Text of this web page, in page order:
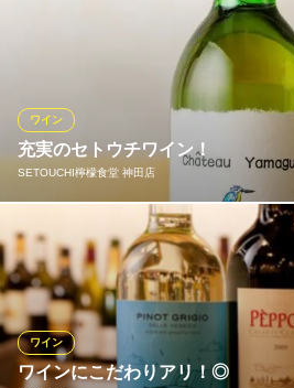
厳選したフランスのオーガニックワイ
全50種類以上を常備致しております。
白ワイン、ロゼワイン、スパークリン
90円～とてもリーズナブルなお値段か
フレンチビストロ Tchin－
創作フレンチ× ワイン
東京都千代田区鍛冶町2-13-8
充実のセトウチワイン！
SETOUCHI檸檬食堂 神田店
ワイン
瀬戸内産ワインもご用意しております。
SETOUCHI檸檬食堂 神田店
瀬戸内レモンとワイン
ＪＲ神田駅南口 徒歩3分
東京都中央区日本橋本石町4-4-13 朝日ビル別館1F
ワインにこだわりアリ！◎
ワイン